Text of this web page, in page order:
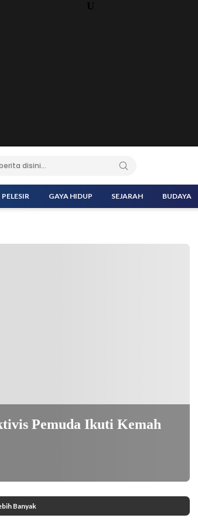
U
PELESIR GAYA HIDUP SEJARAH BUDAYA
Beragama. (Foto: kemenag.go.id)
Pemuda Ikuti Kemah
Banyak